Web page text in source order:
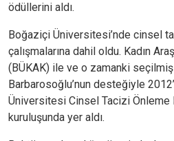
ödüllerini aldı.
Boğaziçi Üniversitesi’nde cinsel
çalışmalarına dahil oldu. Kadın
(BÜKAK) ile ve o zamanki
Barbarosoğlu’nun desteğiyle
Üniversitesi Cinsel Tacizi Önleme
kuruluşunda yer aldı.